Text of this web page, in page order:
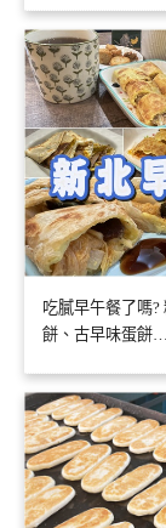
吃膩早午餐了嗎
餅、古早味蛋餅